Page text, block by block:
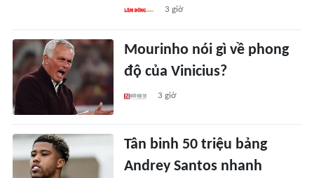
3 giờ
Mourinho nói gì về phong
độ của Vinicius?
3 giờ
Tân binh 50 triệu bảng
Andrey Santos nhanh